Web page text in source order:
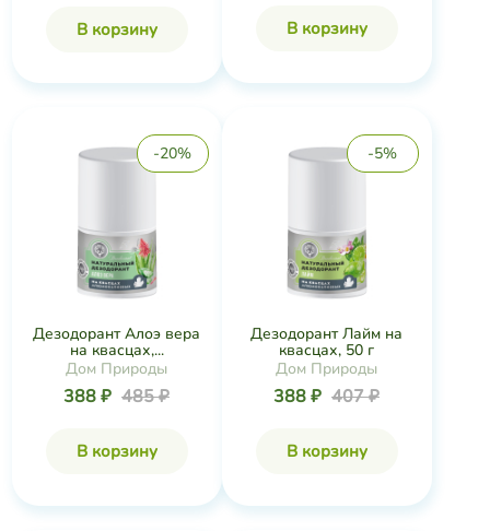
В корзину В корзину
-20%
Дезодорант Алоэ вера
на квасцах,...
Дом Природы
388 ₽ 485 ₽
В корзину
-5%
Дезодорант Лайм на
квасцах, 50 г
Дом Природы
388 ₽ 407 ₽
В корзину